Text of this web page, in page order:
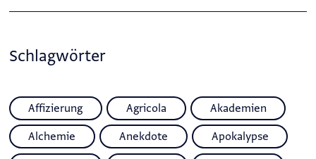
Schlagwörter
Affizierung Agricola Akademien
Alchemie Anekdote Apokalypse